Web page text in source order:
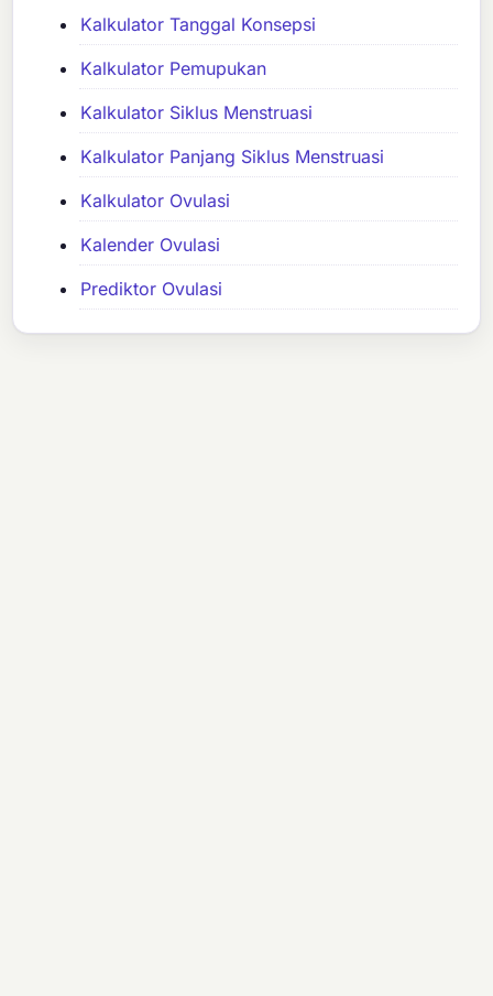
Kalkulator Tanggal Konsepsi
Kalkulator Pemupukan
Kalkulator Siklus Menstruasi
Kalkulator Panjang Siklus Menstruasi
Kalkulator Ovulasi
Kalender Ovulasi
Prediktor Ovulasi